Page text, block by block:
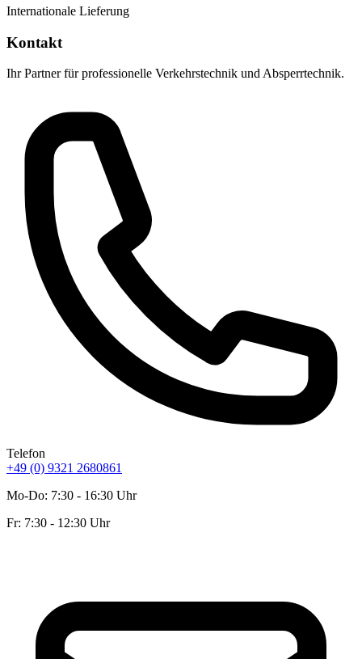
Internationale Lieferung
Kontakt
Ihr Partner für professionelle Verkehrstechnik und Absperrtechnik.
Telefon
+49 (0) 9321 2680861
Mo-Do: 7:30 - 16:30 Uhr
Fr: 7:30 - 12:30 Uhr